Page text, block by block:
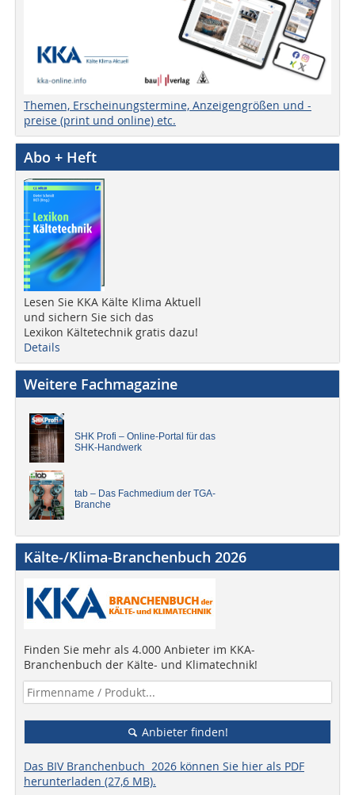
Themen, Erscheinungstermine, Anzeigengrößen und -
preise (print und online) etc.
Abo + Heft
Lesen Sie KKA Kälte Klima Aktuell
und sichern Sie sich das
Lexikon Kältetechnik gratis dazu!
Details
Weitere Fachmagazine
SHK Profi – Online-Portal für das
SHK-Handwerk
tab – Das Fachmedium der TGA-
Branche
Kälte-/Klima-Branchenbuch 2026
Finden Sie mehr als 4.000 Anbieter im KKA-
Branchenbuch der Kälte- und Klimatechnik!
Anbieter finden!
Das BIV Branchenbuch 2026 können Sie hier als PDF
herunterladen (27,6 MB).